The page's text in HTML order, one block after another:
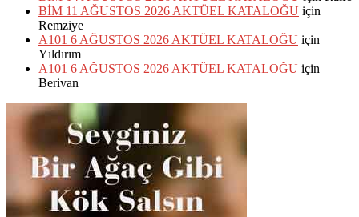
BİM 11 AĞUSTOS 2026 AKTÜEL KATALOĞU için
Remziye
A101 6 AĞUSTOS 2026 AKTÜEL KATALOĞU için
Yıldırım
A101 6 AĞUSTOS 2026 AKTÜEL KATALOĞU için
Berivan